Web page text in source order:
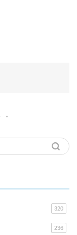
320
236